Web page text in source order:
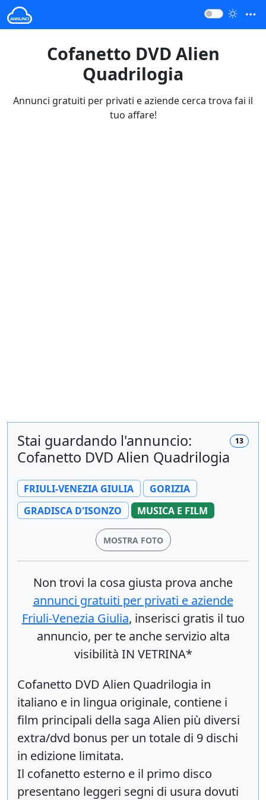
Cofanetto DVD Alien
Quadrilogia
Annunci gratuiti per privati e aziende cerca trova fai il
tuo affare!
13
Stai guardando l'annuncio:
Cofanetto DVD Alien Quadrilogia
FRIULI-VENEZIA GIULIA
GORIZIA
GRADISCA D'ISONZO
MUSICA E FILM
MOSTRA FOTO
Non trovi la cosa giusta prova anche
annunci gratuiti per privati e aziende
Friuli-Venezia Giulia, inserisci gratis il tuo
annuncio, per te anche servizio alta
visibilità IN VETRINA*
Cofanetto DVD Alien Quadrilogia in
italiano e in lingua originale, contiene i
film principali della saga Alien più diversi
extra/dvd bonus per un totale di 9 dischi
in edizione limitata.
Il cofanetto esterno e il primo disco
presentano leggeri segni di usura dovuti